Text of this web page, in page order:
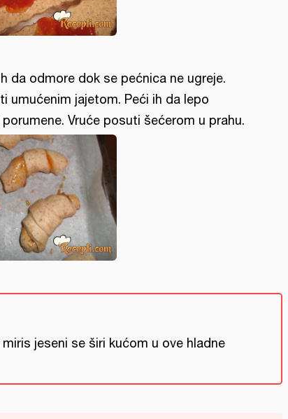
da odmore dok se pećnica ne ugreje.
umućenim jajetom. Peći ih da lepo
Vruće posuti šećerom u prahu.
miris jeseni se širi kućom u ove hladne